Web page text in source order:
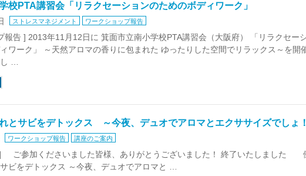
校PTA講習会「リラクセーションのためのボディワーク」
ストレスマネジメント ワークショップ報告
報告 ] 2013年11月12日に 箕面市立南小学校PTA講習会（大阪府） 「リラクセー
ワーク」 ～天然アロマの香りに包まれた ゆったりした空間でリラックス～を開
…
とサビをデトックス ～今夜、デュオでアロマとエクササイズでしょ
ワークショップ報告 講座のご案内
] ご参加くださいました皆様、ありがとうございました！ 終了いたしました
ビをデトックス ～今夜、デュオでアロマと …